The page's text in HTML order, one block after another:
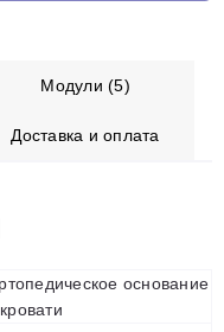
Модули (5)
Доставка и оплата